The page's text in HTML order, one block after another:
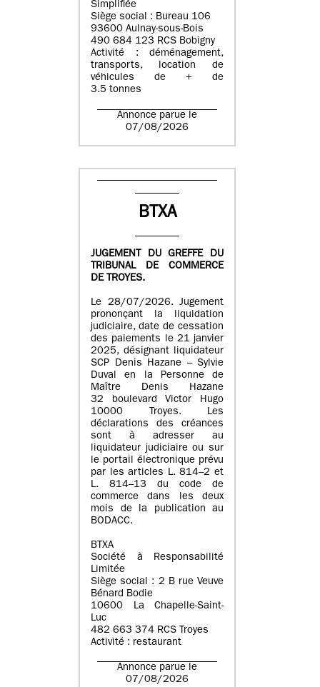
Simplifiée
Siège social : Bureau 106
93600 Aulnay-sous-Bois
490 684 123 RCS Bobigny
Activité : déménagement,
transports, location de
véhicules de + de
3.5 tonnes
Annonce parue le
07/08/2026
BTXA
JUGEMENT DU GREFFE DU
TRIBUNAL DE COMMERCE
DE TROYES.
Le 28/07/2026. Jugement
prononçant la liquidation
judiciaire, date de cessation
des paiements le 21 janvier
2025, désignant liquidateur
SCP Denis Hazane – Sylvie
Duval en la Personne de
Maître Denis Hazane
32 boulevard Victor Hugo
10000 Troyes. Les
déclarations des créances
sont à adresser au
liquidateur judiciaire ou sur
le portail électronique prévu
par les articles L. 814–2 et
L. 814–13 du code de
commerce dans les deux
mois de la publication au
BODACC.
BTXA
Société à Responsabilité
Limitée
Siège social : 2 B rue Veuve
Bénard Bodie
10600 La Chapelle-Saint-
Luc
482 663 374 RCS Troyes
Activité : restaurant
Annonce parue le
07/08/2026